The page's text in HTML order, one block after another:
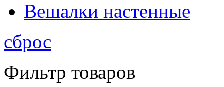
Вешалки настенные
сброс
Фильтр товаров